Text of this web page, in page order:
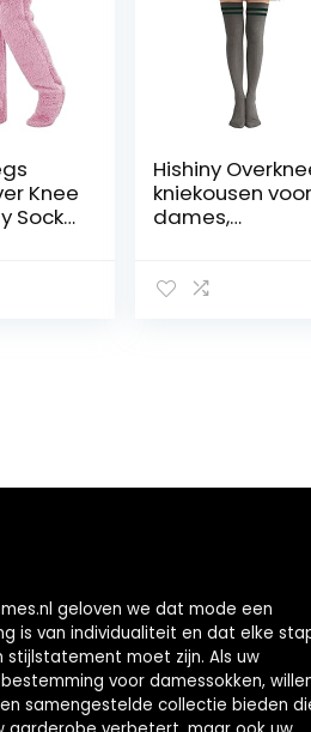
Knee
Socks
Hishiny
kniekousen voor
dames,
kniekousen, grijs
geloven we dat mode een
is van individualiteit en dat elke
stijlstatement moet zijn. Als uw
voor damessokken,
samengestelde collectie bieden